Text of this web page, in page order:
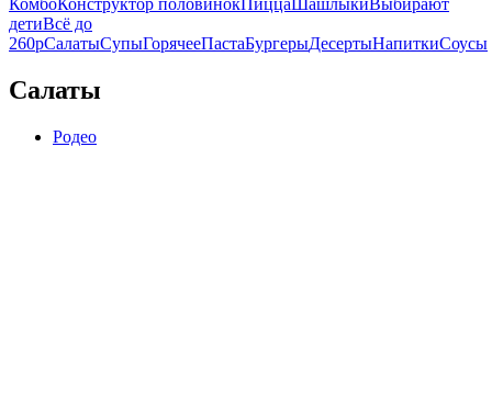
КомбоКонструктор половинокПиццаШашлыкиВыбирают
детиВсё до
260рСалатыСупыГорячееПастаБургерыДесертыНапиткиСоусы
Салаты
Родео